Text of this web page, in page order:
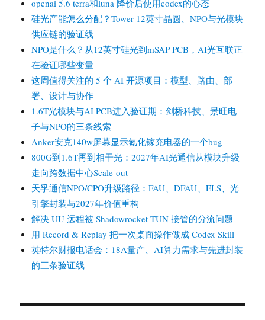
openai 5.6 terra和luna 降价后使用codex的心态
硅光产能怎么分配？Tower 12英寸晶圆、NPO与光模块
供应链的验证线
NPO是什么？从12英寸硅光到mSAP PCB，AI光互联正
在验证哪些变量
这周值得关注的 5 个 AI 开源项目：模型、路由、部
署、设计与协作
1.6T光模块与AI PCB进入验证期：剑桥科技、景旺电
子与NPO的三条线索
Anker安克140w屏幕显示氮化镓充电器的一个bug
800G到1.6T再到相干光：2027年AI光通信从模块升级
走向跨数据中心Scale-out
天孚通信NPO/CPO升级路径：FAU、DFAU、ELS、光
引擎封装与2027年价值重构
解决 UU 远程被 Shadowrocket TUN 接管的分流问题
用 Record & Replay 把一次桌面操作做成 Codex Skill
英特尔财报电话会：18A量产、AI算力需求与先进封装
的三条验证线